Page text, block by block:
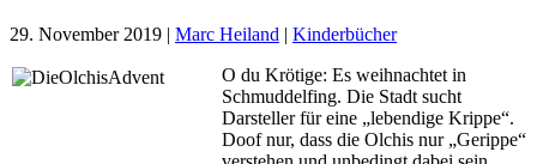
29. November 2019 | Marc Heiland | Kinderbücher
O du Krötige: Es weihnachtet in
Schmuddelfing. Die Stadt sucht
Darsteller für eine „lebendige Krippe“.
Doof nur, dass die Olchis nur „Gerippe“